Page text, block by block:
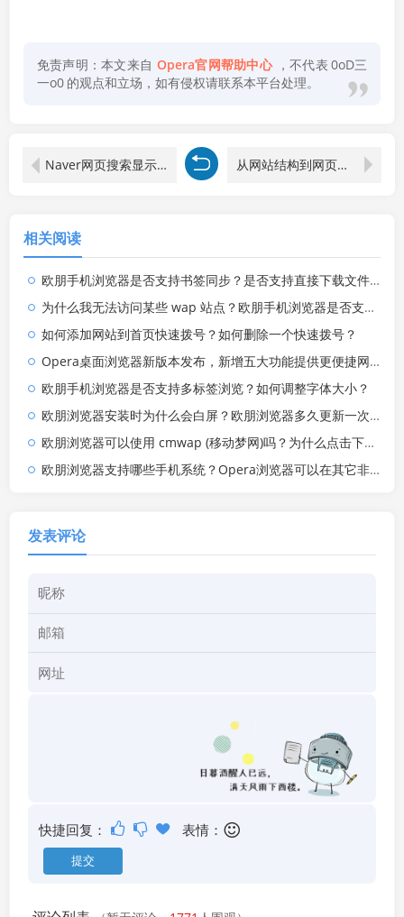
免责声明：本文来自 Opera官网帮助中心 ，不代表 0oD三
一o0 的观点和立场，如有侵权请联系本平台处理。
Naver网页搜索显示信息有误怎么办？Open Graph标签与基本的标题描述标签有什么区别？ 从网站结构到网页整体优化以及百度重要策略解读
相关阅读
欧朋手机浏览器是否支持书签同步？是否支持直接下载文件？
为什么我无法访问某些 wap 站点？欧朋手机浏览器是否支持 Flash 动画？
如何添加网站到首页快速拨号？如何删除一个快速拨号？
Opera桌面浏览器新版本发布，新增五大功能提供更便捷网络体验
欧朋手机浏览器是否支持多标签浏览？​如何调整字体大小？
欧朋浏览器安装时为什么会白屏？欧朋浏览器多久更新一次？
欧朋浏览器可以使用 cmwap (移动梦网)吗？为什么点击下载后没有收到短信？
欧朋浏览器支持哪些手机系统？Opera浏览器可以在其它非手机设备上运行吗？
发表评论
快捷回复： 表情：